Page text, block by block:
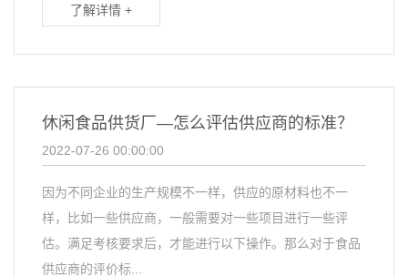
了解详情 +
休闲食品供货厂—怎么评估供应商的标准？
2022-07-26 00:00:00
因为不同企业的生产规模不一样，供应的原材料也不一
样，比如一些供应商，一般需要对一些项目进行一些评
估。满足考核要求后，才能进行以下操作。那么对于食品
供应商的评价标...